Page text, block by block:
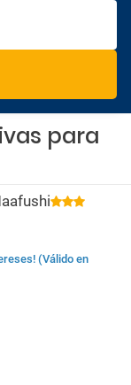
para
(Válido en